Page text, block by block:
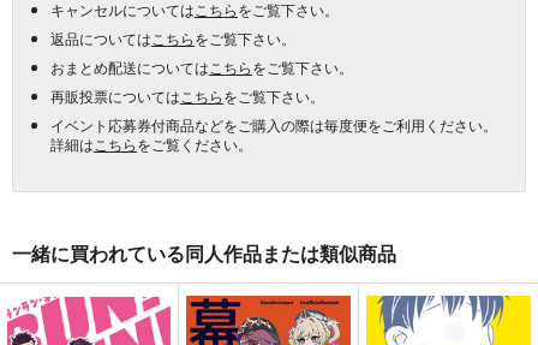
キャンセルについては こちらをご覧下さい。
返品については こちらをご覧下さい。
おまとめ配送については こちらをご覧下さい。
再販投票については こちらをご覧下さい。
イベント応募券付商品などをご購入の際は毎度便をご利用ください。
詳細は こちらをご覧ください。
一緒に買われている同人作品または類似商品